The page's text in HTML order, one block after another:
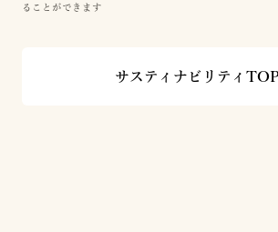
ることができます
サスティナビリティ